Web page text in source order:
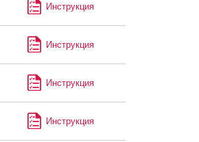
Инструкция
Инструкция
Инструкция
Инструкция